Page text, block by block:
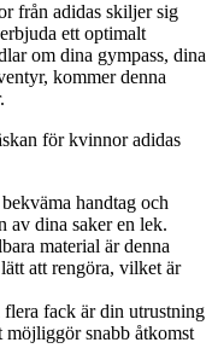
från adidas skiljer sig
ett optimalt
om dina gympass, dina
kommer denna
för kvinnor adidas
handtag och
av dina saker en lek.
material är denna
att rengöra, vilket är
flera fack är din utrustning
möjliggör snabb åtkomst